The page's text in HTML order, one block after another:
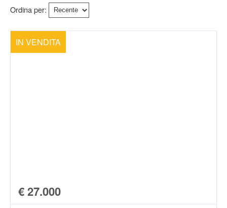
Ordina per:
IN VENDITA
€ 27.000